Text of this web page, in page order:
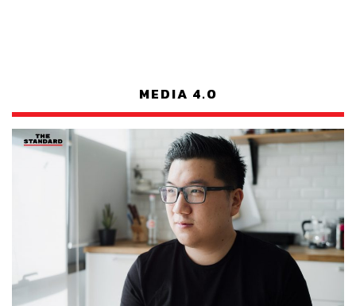
MEDIA 4.0